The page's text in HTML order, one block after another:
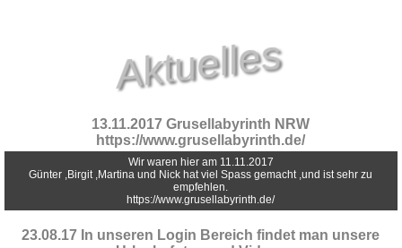
Aktuelles
13.11.2017 Grusellabyrinth NRW
https://www.grusellabyrinth.de/
Wir waren hier am 11.11.2017
Günter ,Birgit ,Martina und Nick hat viel Spass gemacht ,und ist sehr zu
empfehlen.
https://www.grusellabyrinth.de/
23.08.17 In unseren Login Bereich findet man unsere